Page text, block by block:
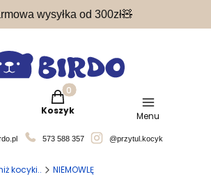
wysyłka od 300zł🧸
Produkty w koszyku: 0. Zobacz
Koszyk Menu
573 588 357 @przytul.kocyk
kocyki.. NIEMOWLĘ